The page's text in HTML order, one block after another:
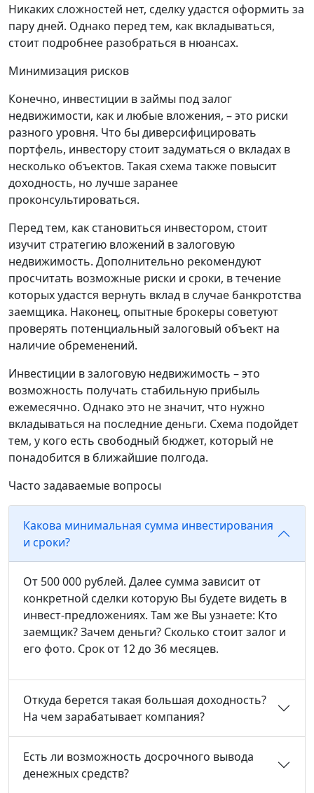
Никаких сложностей нет, сделку удастся оформить за
пару дней. Однако перед тем, как вкладываться,
стоит подробнее разобраться в нюансах.
Минимизация рисков
Конечно, инвестиции в займы под залог
недвижимости, как и любые вложения, – это риски
разного уровня. Что бы диверсифицировать
портфель, инвестору стоит задуматься о вкладах в
несколько объектов. Такая схема также повысит
доходность, но лучше заранее
проконсультироваться.
Перед тем, как становиться инвестором, стоит
изучит стратегию вложений в залоговую
недвижимость. Дополнительно рекомендуют
просчитать возможные риски и сроки, в течение
которых удастся вернуть вклад в случае банкротства
заемщика. Наконец, опытные брокеры советуют
проверять потенциальный залоговый объект на
наличие обременений.
Инвестиции в залоговую недвижимость – это
возможность получать стабильную прибыль
ежемесячно. Однако это не значит, что нужно
вкладываться на последние деньги. Схема подойдет
тем, у кого есть свободный бюджет, который не
понадобится в ближайшие полгода.
Часто задаваемые вопросы
Какова минимальная сумма инвестирования
и сроки?
От 500 000 рублей. Далее сумма зависит от
конкретной сделки которую Вы будете видеть в
инвест-предложениях. Там же Вы узнаете: Кто
заемщик? Зачем деньги? Сколько стоит залог и
его фото. Срок от 12 до 36 месяцев.
Откуда берется такая большая доходность?
На чем зарабатывает компания?
Есть ли возможность досрочного вывода
денежных средств?